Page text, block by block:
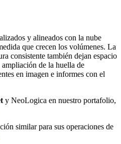
y alineados con la nube
que crecen los volúmenes. La
consistente también dejan espacio
ampliación de la huella de
en imagen e informes con el
y NeoLogica en nuestro portafolio,
similar para sus operaciones de